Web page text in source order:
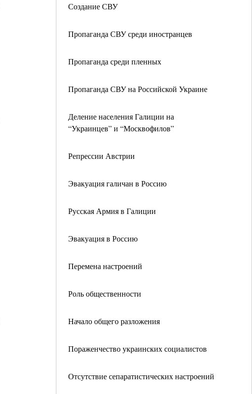
Создание СВУ
Пропаганда СВУ среди иностранцев
Пропаганда среди пленных
Пропаганда СВУ на Российской Украине
Деление населения Галиции на
“Украинцев” и “Москвофилов”
Репрессии Австрии
Эвакуация галичан в Россию
Русская Армия в Галиции
Эвакуация в Россию
Перемена настроений
Роль общественности
Начало общего разложения
Пораженчество украинских социалистов
Отсутствие сепаратистических настроений